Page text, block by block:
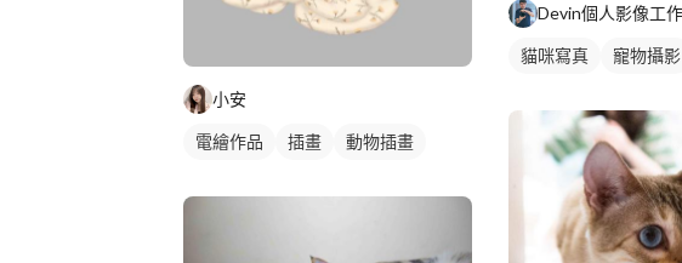
小安
電繪作品 插畫 動物插畫
貓咪寫真 寵物攝影